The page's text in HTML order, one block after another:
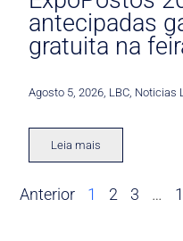
antecipadas
gratuita na
Agosto 5, 2026 LBC Noticias
Leia mais
Anterior 1 2 3 …